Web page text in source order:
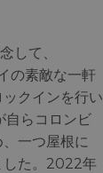
して、
の素敵な一軒
クインを行い
自らコロンビ
一つ屋根に
した。2022年